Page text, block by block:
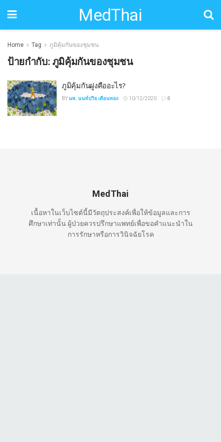
MedThai
Home Tag ภูมิคุ้มกันของชุมชน
ป้ายกำกับ: ภูมิคุ้มกันของชุมชน
ภูมิคุ้มกันฝูงคืออะไร?
BYนพ. นนท์ปวิธ เคียนทอง 10/12/2020 0
MedThai
เนื้อหาในเว็บไซต์นี้มีวัตถุประสงค์เพื่อให้ข้อมูลและการ
ศึกษาเท่านั้น ผู้ป่วยควรปรึกษาแพทย์เพื่อขอคำแนะนำใน
การรักษาหรือการวินิจฉัยโรค